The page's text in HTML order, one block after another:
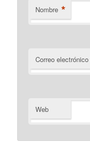
Nombre *
Correo electrónico
Web